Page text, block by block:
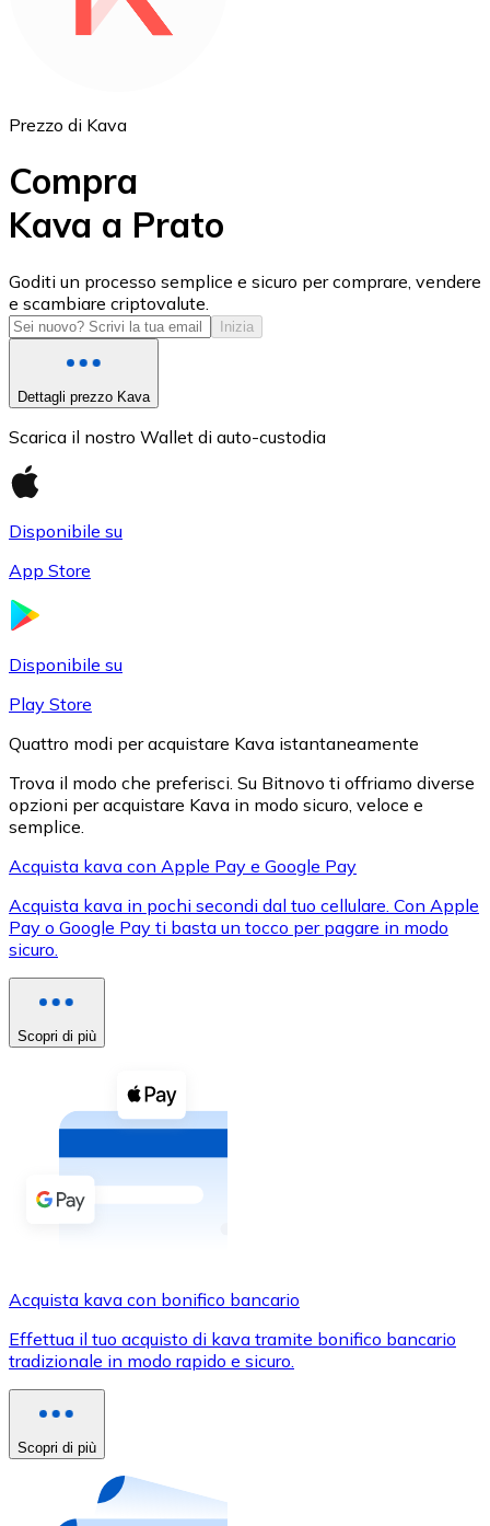
USD Coin
USDC
XRP
XRP
Vedi tutto
Buoni cripto
Acquista criptovalute in contanti e altri mezzi di
Acquista con contanti
Bonifico SEPA
Usa le carte Visa e Mastercard per acquistare
Acquista con carta
Acquista gift card dei tuoi marchi preferiti con
Prezzo di Kava
Compra
Kava a Prato
Goditi un processo semplice e sicuro per comprare, vendere
e scambiare criptovalute.
Inizia
Dettagli prezzo Kava
Scarica il nostro Wallet di auto-custodia
Disponibile su
App Store
Disponibile su
Play Store
Quattro modi per acquistare Kava istantaneamente
Trova il modo che preferisci. Su Bitnovo ti offriamo diverse
opzioni per acquistare Kava in modo sicuro, veloce e
semplice.
Acquista kava con Apple Pay e Google Pay
Acquista kava in pochi secondi dal tuo cellulare. Con Apple
Pay o Google Pay ti basta un tocco per pagare in modo
sicuro.
Scopri di più
Acquista kava con bonifico bancario
Effettua il tuo acquisto di kava tramite bonifico bancario
tradizionale in modo rapido e sicuro.
Scopri di più